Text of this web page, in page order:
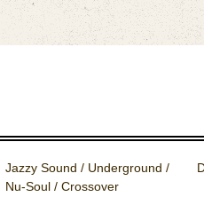
Jazzy Sound / Underground /
Nu-Soul / Crossover